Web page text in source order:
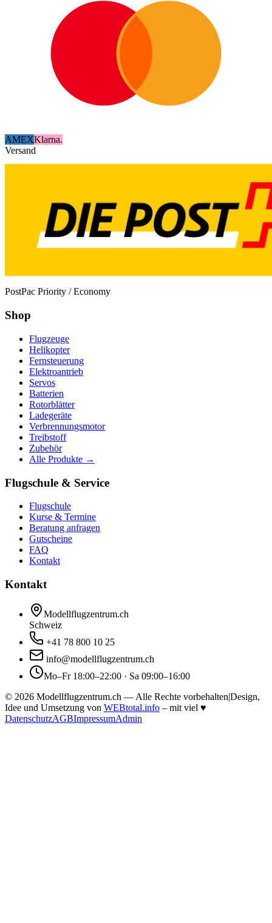
AMEXKlarna.
Versand
PostPac Priority / Economy
Shop
Flugzeuge
Helikopter
Fernsteuerung
Elektroantrieb
Servos
Batterien
Rotorblätter
Ladegeräte
Verbrennungsmotor
Treibstoff
Zubehör
Alle Produkte →
Flugschule & Service
Flugschule
Kurse & Termine
Beratung anfragen
Gutscheine
FAQ
Kontakt
Kontakt
Modellflugzentrum.ch
Schweiz
+41 78 800 10 25
info@modellflugzentrum.ch
Mo–Fr 18:00–22:00 · Sa 09:00–16:00
© 2026 Modellflugzentrum.ch — Alle Rechte vorbehalten|Design,
Idee und Umsetzung von WEBtotal.info – mit viel ♥
DatenschutzAGBImpressumAdmin